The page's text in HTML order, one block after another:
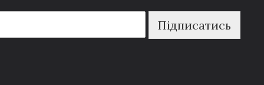
Підписатись